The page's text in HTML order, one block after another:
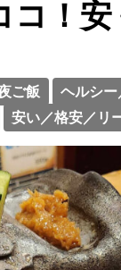
！
ご飯 ヘルシ
安い／格安／リ